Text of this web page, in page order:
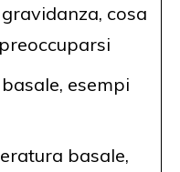
cosa
esempi
basale,